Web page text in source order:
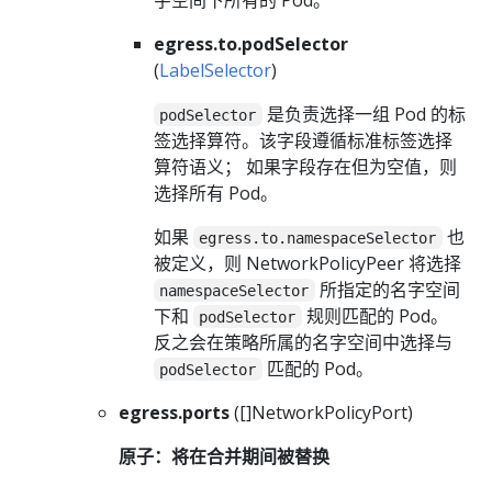
egress.to.podSelector
(LabelSelector)
podSelector
是负责选择一组 Pod 的标
签选择算符。该字段遵循标准标签选择
算符语义； 如果字段存在但为空值，则
选择所有 Pod。
如果
egress.to.namespaceSelector
也
被定义，则 NetworkPolicyPeer 将选择
namespaceSelector
所指定的名字空间
下和
podSelector
规则匹配的 Pod。
反之会在策略所属的名字空间中选择与
podSelector
匹配的 Pod。
egress.ports([]NetworkPolicyPort)
原子：将在合并期间被替换